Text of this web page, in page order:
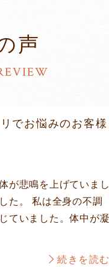
声
でお悩みのお客様
が悲鳴を上げていま
た。 私は全身の不調
ていました。体中が
続きを読